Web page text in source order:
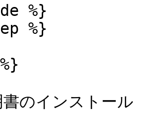
%}
%}
のインストール